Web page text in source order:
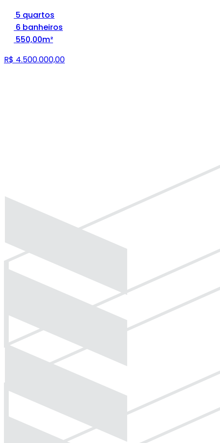
5 quartos
6 banheiros
550,00m²
R$ 4.500.000,00